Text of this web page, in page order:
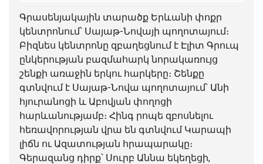
Գրասենյակային տարածք Երևանի փոքր
կենտրոնում՝ Սայաթ-Նովայի պողոտայում։
Բիզնես կենտրոնը զբաղեցնում է Էլիտ Գրուպ
ընկերության բազմահարկ նորակառույց
շենքի առաջին երկու հարկերը։ Շենքը
գտնվում է Սայաթ-Նովա պողոտայում՝ Անի
հյուրանոցի և Աբովյան փողոցի
հարևանությամբ։ Հինգ րոպե զբոսնելու
հեռավորության վրա են գտնվում Կարապի
լիճն ու Ազատության հրապարակը։
Գերազանց դիրք՝ Սուրբ Աննա եկեղեցի,